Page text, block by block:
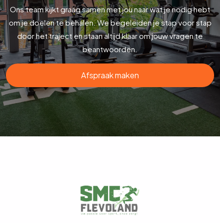
Ons team kijkt graag samen met jou naar wat je nodig hebt
om je doelen te behalen. We begeleiden je stap voor stap
door het traject en staan altijd klaar om jouw vragen te
beantwoorden.
Afspraak maken